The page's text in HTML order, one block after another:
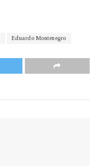
Eduardo Montenegro